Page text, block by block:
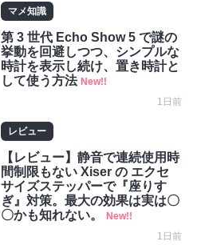
マメ知識
第 3 世代 Echo Show 5 で謎の
挙動を回避しつつ、シンプルな
時計を表示し続け、置き時計と
して使う方法 New!!
1日前
レビュー
【レビュー】静音で連続使用時
間制限もない Xiser の エクセ
サイズステッパーで『座りす
ぎ』対策。最大の効果は実は〇
〇かも知れない。
New!!
1日前